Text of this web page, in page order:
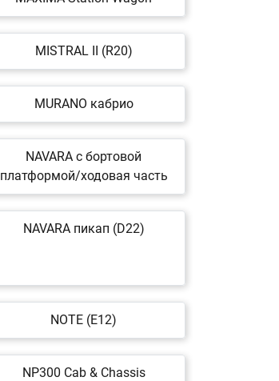
MISTRAL II (R20)
MURANO кабрио
NAVARA c бортовой
платформой/ходовая часть
NAVARA пикап (D22)
NOTE (E12)
NP300 Cab & Chassis